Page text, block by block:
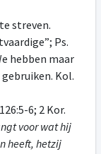
streven.
Ps.
hebben maar
Kol.
6; 2 Kor.
voor wat hij
heeft, hetzij